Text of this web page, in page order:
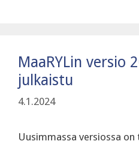
MaaRYLin versio
julkaistu
4.1.2024
Uusimmassa versiossa